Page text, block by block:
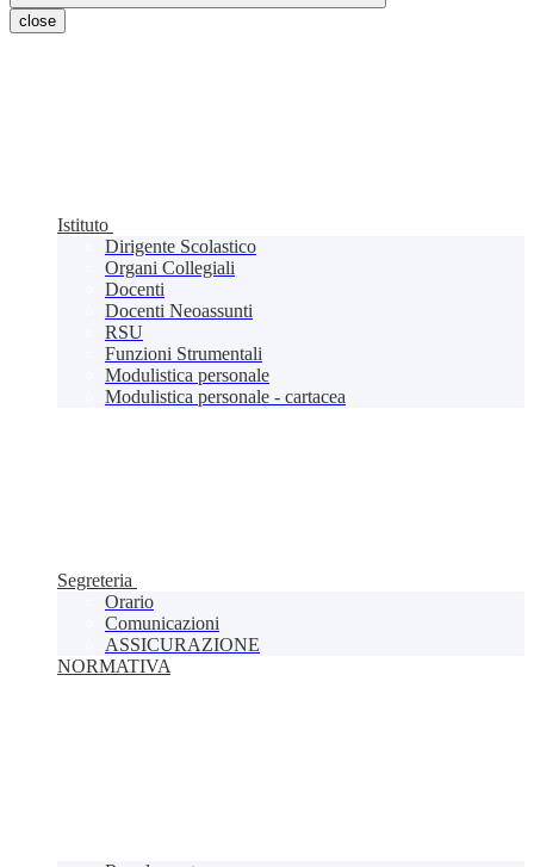
close
Istituto
Dirigente Scolastico
Organi Collegiali
Docenti
Docenti Neoassunti
RSU
Funzioni Strumentali
Modulistica personale
Modulistica personale - cartacea
Segreteria
Orario
Comunicazioni
ASSICURAZIONE
NORMATIVA